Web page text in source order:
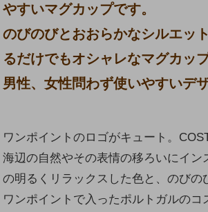
やすいマグカップです。
のびのびとおおらかなシルエッ
るだけでもオシャレなマグカッ
男性、女性問わず使いやすいデ
ワンポイントのロゴがキュート。
海辺の自然やその表情の移ろいにイ
の明るくリラックスした色と、のびの
ワンポイントで入ったポルトガルの